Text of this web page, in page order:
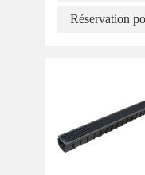
Réservation